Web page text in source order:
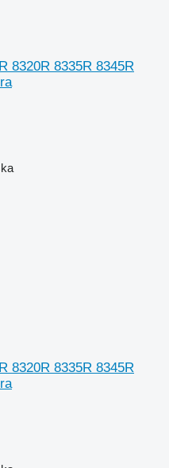
8320R 8335R 8345R
8320R 8335R 8345R